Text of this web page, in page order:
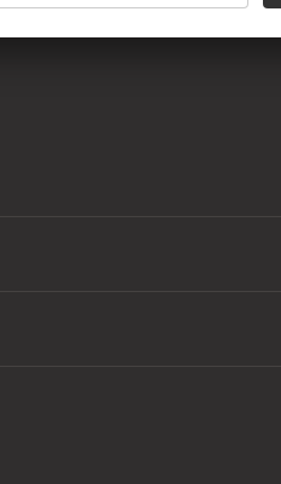
der Graphischen Sammlung